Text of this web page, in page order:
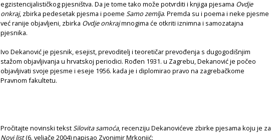
egzistencijalističkog pjesništva. Da je tome tako može potvrditi i knjiga pjesama Ovdje
onkraj, zbirka pedesetak pjesma i poeme Samo zemlja. Premda su i poema i neke pjesme
već ranije objavljeni, zbirka Ovdje onkrajmnogima će otkriti iznimna i samozatajna
pjesnika.
Ivo Dekanović je pjesnik, esejist, prevoditelj i teoretičar prevođenja s dugogodišnjim
stažom objavljivanja u hrvatskoj periodici. Rođen 1931. u Zagrebu, Dekanović je počeo
objavljivati svoje pjesme i eseje 1956. kada je i diplomirao pravo na zagrebačkome
Pravnom fakultetu.
Pročitajte novinski tekst Silovita samoća, recenziju Dekanovićeve zbirke pjesama koju je za
Novi list(6. veljače 2004) napisao Zvonimir Mrkonjić: